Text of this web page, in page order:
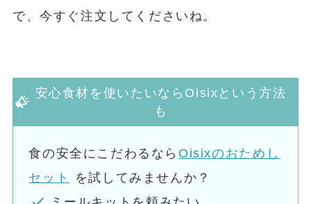
で、今すぐ注文してくださいね。
安心食材を使いたいならOisixという方法
も
食の安全にこだわるなら Oisixのおためし
セット
を試してみませんか？